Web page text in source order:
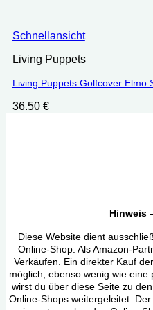
Schnellansicht
Living Puppets
Living Puppets Golfcover Elmo
36.50 €
Hinweis
Diese Website dient
Online-Shop. Als Amazon-
Verkäufen. Ein direkter Kauf
möglich, ebenso wenig wie
wirst du über diese Seite zu
Online-Shops weitergeleitet.